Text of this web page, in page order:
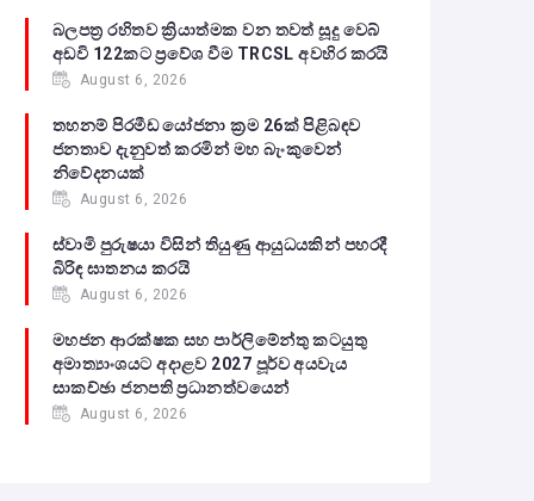
බලපත්‍ර රහිතව ක්‍රියාත්මක වන තවත් සූදු වෙබ්
අඩවි 122කට ප්‍රවේශ වීම TRCSL අවහිර කරයි
August 6, 2026
තහනම් පිරමීඩ යෝජනා ක්‍රම 26ක් පිළිබඳව
ජනතාව දැනුවත් කරමින් මහ බැංකුවෙන්
නිවේදනයක්
August 6, 2026
ස්වාමි පුරුෂයා විසින් තියුණු ආයුධයකින් පහරදී
බිරිඳ ඝාතනය කරයි
August 6, 2026
මහජන ආරක්ෂක සහ පාර්ලිමේන්තු කටයුතු
අමාත්‍යාංශයට අදාළව 2027 පූර්ව අයවැය
සාකච්ඡා ජනපති ප්‍රධානත්වයෙන්
August 6, 2026